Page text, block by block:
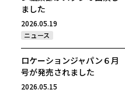
ました
2026.05.19
ニュース
ロケーションジャパン６月
号が発売されました
2026.05.15